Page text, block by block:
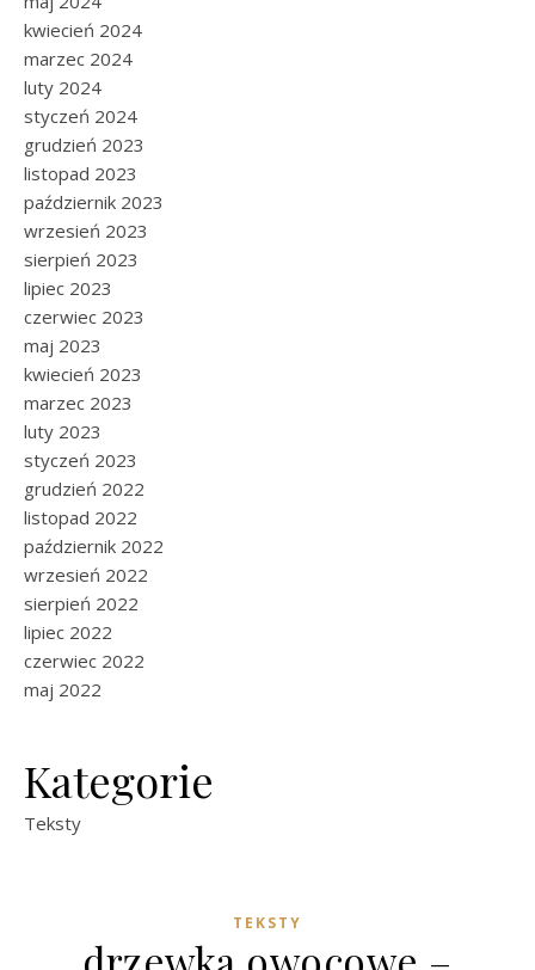
kwiecień 2024
marzec 2024
luty 2024
styczeń 2024
grudzień 2023
listopad 2023
październik 2023
wrzesień 2023
sierpień 2023
lipiec 2023
czerwiec 2023
maj 2023
kwiecień 2023
marzec 2023
luty 2023
styczeń 2023
grudzień 2022
listopad 2022
październik 2022
wrzesień 2022
sierpień 2022
lipiec 2022
czerwiec 2022
maj 2022
Kategorie
Teksty
TEKSTY